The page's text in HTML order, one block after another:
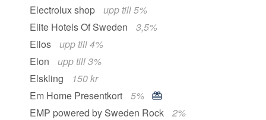
Electrolux shop
upp till 5%
Elite Hotels Of Sweden
3,5%
Ellos
upp till 4%
Elon
upp till 3%
Elskling
150 kr
Em Home Presentkort
5%
EMP powered by Sweden Rock
2%